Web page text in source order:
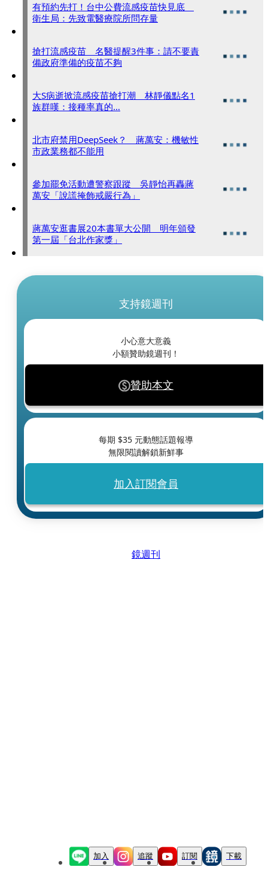
有預約先打！台中公費流感疫苗快見底
衛生局：先致電醫療院所問存量
搶打流感疫苗 名醫提醒3件事：請不要責
備政府準備的疫苗不夠
大S病逝掀流感疫苗搶打潮 林靜儀點名1
族群嘆：接種率真的…
北市府禁用DeepSeek？ 蔣萬安：機敏性
市政業務都不能用
參加罷免活動遭警察跟蹤 吳靜怡再轟蔣
萬安「說謊掩飾戒嚴行為」
蔣萬安逛書展20本書單大公開 明年頒發
第一屆「台北作家獎」
支持鏡週刊
小心意大意義
小額贊助鏡週刊！
贊助本文
每期 $35 元動態話題報導
無限閱讀解鎖新鮮事
加入訂閱會員
鏡週刊
加入 追蹤 訂閱 下載